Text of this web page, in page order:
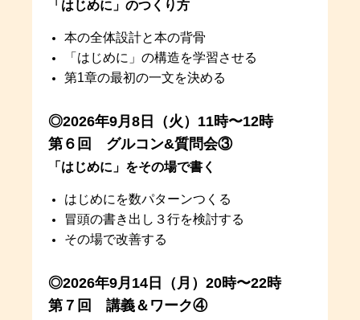
「はじめに」のつくり方
本の全体設計と本の背骨
「はじめに」の構造を学習させる
第1章の最初の一文を決める
◎2026年9月8日（火）11時〜12時
第６回 グルコン&質問会③
「はじめに」をその場で書く
はじめにを数パターンつくる
冒頭の書き出し３行を検討する
その場で改善する
◎2026年9月14日（月）20時〜22時
第７回 講義＆ワーク④